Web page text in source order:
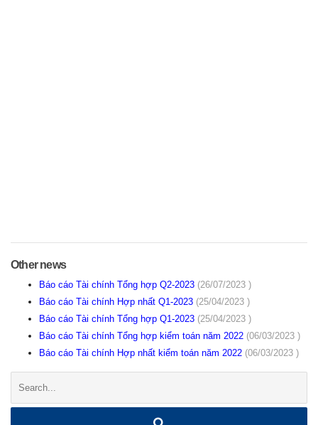
Other news
Báo cáo Tài chính Tổng hợp Q2-2023 (26/07/2023 )
Báo cáo Tài chính Hợp nhất Q1-2023 (25/04/2023 )
Báo cáo Tài chính Tổng hợp Q1-2023 (25/04/2023 )
Báo cáo Tài chính Tổng hợp kiểm toán năm 2022 (06/03/2023 )
Báo cáo Tài chính Hợp nhất kiểm toán năm 2022 (06/03/2023 )